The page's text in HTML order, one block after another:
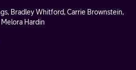
Bradley Whitford, Carrie Brownstein,
Hardin